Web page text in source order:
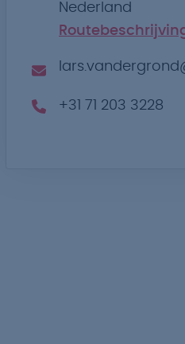
Nederland
+31 71 203 3228